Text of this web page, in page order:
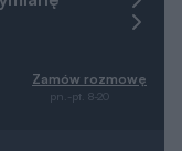
Zamów rozmowę
pn.-pt. 8-20